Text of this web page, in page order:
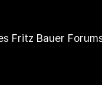
Fritz Bauer